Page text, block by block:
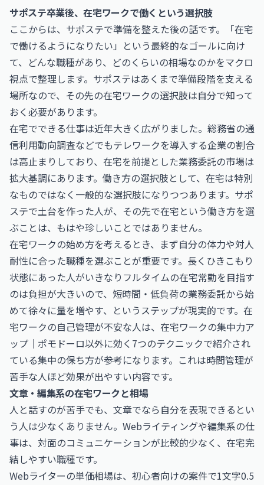
サポステ卒業後、在宅ワークで働くという選択肢
ここからは、サポステで準備を整えた後の話です。「在宅
で働けるようになりたい」という最終的なゴールに向け
て、どんな職種があり、どのくらいの相場なのかをマクロ
視点で整理します。サポステはあくまで準備段階を支える
場所なので、その先の在宅ワークの選択肢は自分で知って
おく必要があります。
在宅でできる仕事は近年大きく広がりました。総務省の通
信利用動向調査などでもテレワークを導入する企業の割合
は高止まりしており、在宅を前提とした業務委託の市場は
拡大基調にあります。働き方の選択肢として、在宅は特別
なものではなく一般的な選択肢になりつつあります。サポ
ステで土台を作った人が、その先で在宅という働き方を選
ぶことは、もはや珍しいことではありません。
在宅ワークの始め方を考えるとき、まず自分の体力や対人
耐性に合った職種を選ぶことが重要です。長くひきこもり
状態にあった人がいきなりフルタイムの在宅常勤を目指す
のは負担が大きいので、短時間・低負荷の業務委託から始
めて徐々に量を増やす、というステップが現実的です。在
宅ワークの自己管理が不安な人は、 在宅ワークの集中力ア
ップ｜ポモドーロ以外に効く7つのテクニックで紹介され
ている集中の保ち方が参考になります。これは時間管理が
苦手な人ほど効果が出やすい内容です。
文章・編集系の在宅ワークと相場
人と話すのが苦手でも、文章でなら自分を表現できるとい
う人は少なくありません。Webライティングや編集系の仕
事は、対面のコミュニケーションが比較的少なく、在宅完
結しやすい職種です。
Webライターの単価相場は、初心者向けの案件で1文字0.5